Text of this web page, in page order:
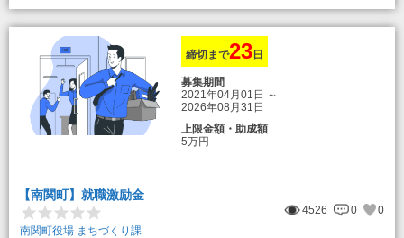
運転資金
連携（地域活性化） ～30万円 1/3 (33%)
締切まで23 日
募集期間
2021年04月01日 ～
2026年08月31日
上限金額・助成額
5万円
【南関町】就職激励金
4526 0
0
南関町役場 まちづくり課